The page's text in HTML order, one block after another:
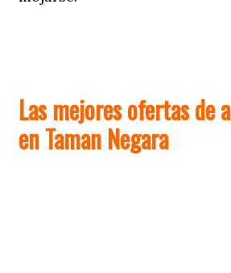
Las mejores ofertas de
en Taman Negara